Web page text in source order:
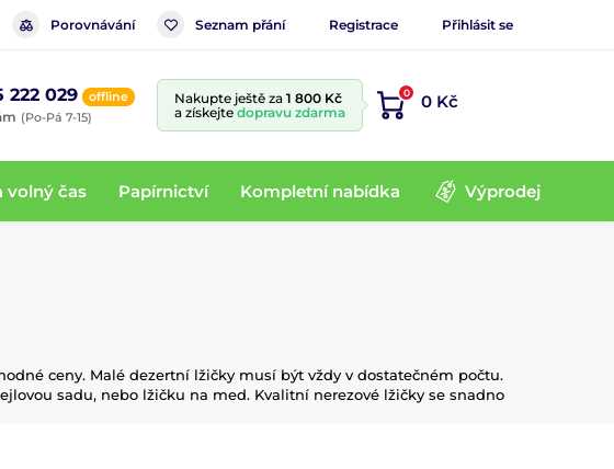
Porovnávání Seznam přání Registrace Přihlásit se
222 029 offline
(Po-Pá 7-15)
Nakupte ještě za 1 800 Kč
a získejte dopravu zdarma
0 0 Kč
volný čas Papírnictví Kompletní nabídka Výprodej
ceny. Malé dezertní lžičky musí být vždy v dostatečném počtu.
sadu, nebo lžičku na med. Kvalitní nerezové lžičky se snadno